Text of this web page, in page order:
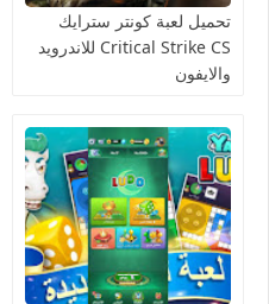
تحميل لعبة كونتر سترايك
Critical Strike CS للاندرويد
والايفون